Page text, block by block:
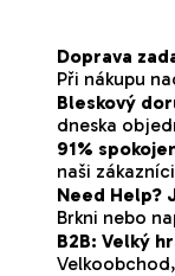
Doprava
Při nákupu
Bleskový
dneska
91%
naši
Need Help?
Brkni nebo
B2B: Velký